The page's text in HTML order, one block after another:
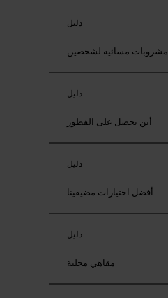
دليل
مشروبات مسائية لشخصين
دليل
أين تحصل على الفطور
دليل
أفضل اختيارات مضيفينا
دليل
مقاهي محلية